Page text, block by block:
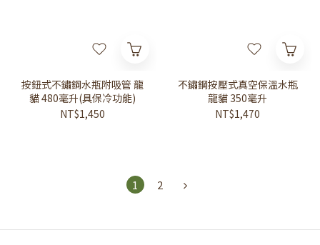
按鈕式不鏽鋼水瓶附吸管 龍
貓 480毫升(具保冷功能)
NT$1,450
不鏽鋼按壓式真空保溫水瓶
龍貓 350毫升
NT$1,470
1 2